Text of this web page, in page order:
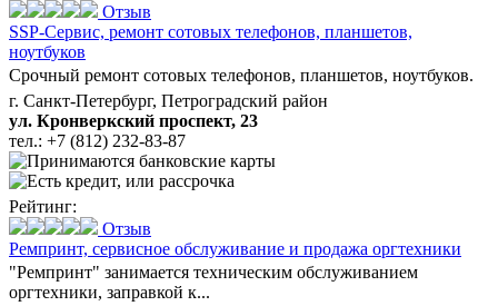
Отзыв
SSP-Сервис, ремонт сотовых телефонов, планшетов,
ноутбуков
Срочный ремонт сотовых телефонов, планшетов, ноутбуков.
г. Санкт-Петербург, Петроградский район
ул. Кронверкский проспект, 23
тел.: +7 (812) 232-83-87
Рейтинг:
Отзыв
Ремпринт, сервисное обслуживание и продажа оргтехники
"Ремпринт" занимается техническим обслуживанием
оргтехники, заправкой к...